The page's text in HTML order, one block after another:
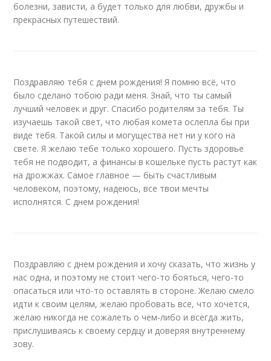
болезни, зависти, а будет только для любви, дружбы и
прекрасных путешествий.
Поздравляю тебя с днем рождения! Я помню всё, что
было сделано тобою ради меня. Знай, что ты самый
лучший человек и друг. Спасибо родителям за тебя. Ты
изучаешь такой свет, что любая комета ослепла бы при
виде тебя. Такой силы и могущества нет ни у кого на
свете. Я желаю тебе только хорошего. Пусть здоровье
тебя не подводит, а финансы в кошельке пусть растут как
на дрожжах. Самое главное — быть счастливым
человеком, поэтому, надеюсь, все твои мечты
исполнятся. С днем рождения!
Поздравляю с днем рождения и хочу сказать, что жизнь у
нас одна, и поэтому не стоит чего-то бояться, чего-то
опасаться или что-то оставлять в стороне. Желаю смело
идти к своим целям, желаю пробовать все, что хочется,
желаю никогда не сожалеть о чем-либо и всегда жить,
прислушиваясь к своему сердцу и доверяя внутреннему
зову.